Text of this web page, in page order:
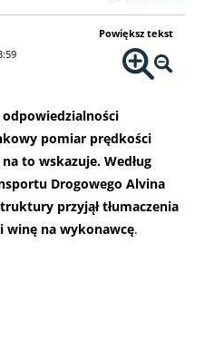
Powiększ tekst
pomiar prędkości
to wskazuje. Według
Drogowego Alvina
przyjął tłumaczenia
winę na wykonawcę.